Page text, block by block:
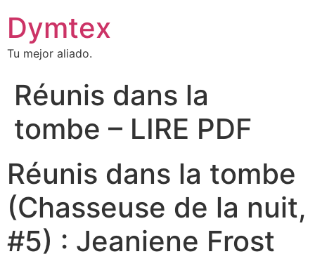
Dymtex
Tu mejor aliado.
Réunis dans la
tombe – LIRE PDF
Réunis dans la tombe
(Chasseuse de la nuit,
#5) : Jeaniene Frost